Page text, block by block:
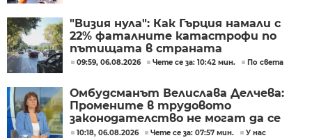
"Визия нула": Как Гърция намали с
22% фаталните катастрофи по
пътищата в страната
09:59, 06.08.2026 Чете се за: 10:42 мин. По света
Омбудсманът Велислава Делчева:
Промените в трудовото
законодателство не могат да се
правят през бюджета
10:18, 06.08.2026 Чете се за: 07:57 мин. У нас